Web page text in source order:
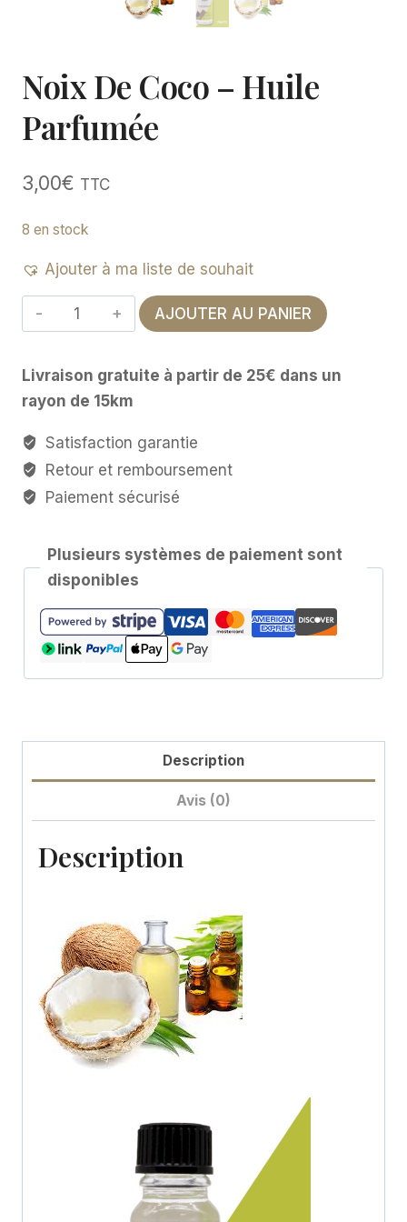
Noix De Coco – Huile
Parfumée
3,00€ TTC
8 en stock
Ajouter à ma liste de souhait
quantité
de
de
coco
-
Huile
parfumée
AJOUTER AU PANIER
Livraison gratuite à partir de 25€ dans un
rayon de 15km
Satisfaction garantie
Retour et remboursement
Paiement sécurisé
Plusieurs systèmes de paiement sont
disponibles
Description
Avis (0)
Description